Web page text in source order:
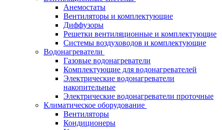
Анемостаты
Вентиляторы и комплектующие
Диффузоры
Решетки вентиляционные и комплектующие
Системы воздуховодов и комплектующие
Водонагреватели
Газовые водонагреватели
Комплектующие для водонагревателей
Электрические водонагреватели
накопительные
Электрические водонагреватели проточные
Климатическое оборудование
Вентиляторы
Кондиционеры